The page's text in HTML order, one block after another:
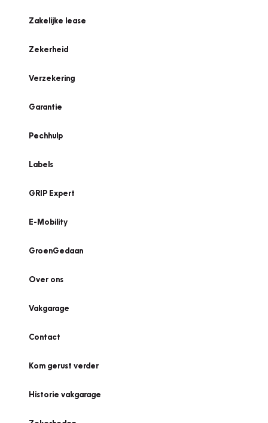
Zakelijke lease
Zekerheid
Verzekering
Garantie
Pechhulp
Labels
GRIP Expert
E-Mobility
GroenGedaan
Over ons
Vakgarage
Contact
Kom gerust verder
Historie vakgarage